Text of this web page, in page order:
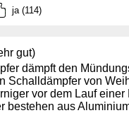
ja (114)
gut)
dämpft den
Schalldämpfer von
vor dem Lauf einer
bestehen aus